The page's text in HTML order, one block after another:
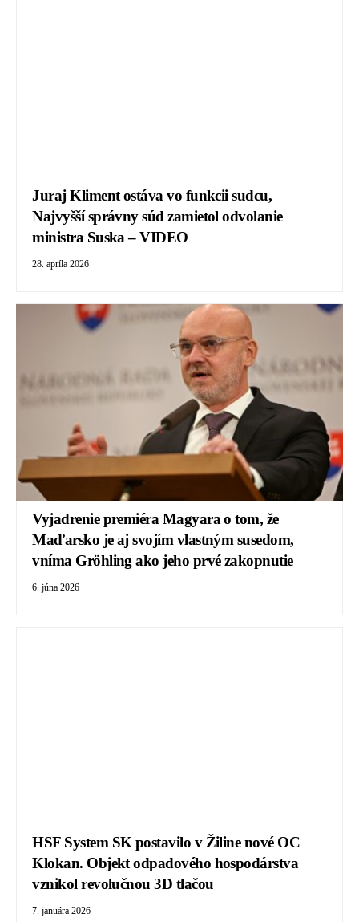
Juraj Kliment ostáva vo funkcii sudcu,
Najvyšší správny súd zamietol odvolanie
ministra Suska – VIDEO
28. apríla 2026
Vyjadrenie premiéra Magyara o tom, že
Maďarsko je aj svojím vlastným susedom,
vníma Gröhling ako jeho prvé zakopnutie
6. júna 2026
HSF System SK postavilo v Žiline nové OC
Klokan. Objekt odpadového hospodárstva
vznikol revolučnou 3D tlačou
7. januára 2026